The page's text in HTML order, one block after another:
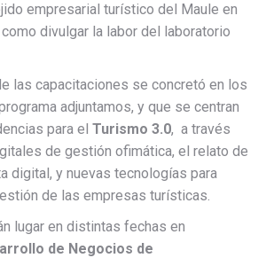
empresarial turístico del Maule en
divulgar la labor del laboratorio
las capacitaciones se concretó en los
adjuntamos, y que se centran
para el Turismo 3.0, a través
de gestión ofimática, el relato de
digital, y nuevas tecnologías para
de las empresas turísticas.
lugar en distintas fechas en
de Negocios de